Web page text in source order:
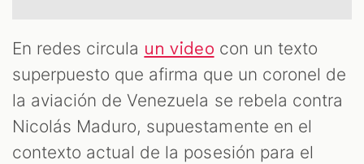
En redes circula un video con un texto
superpuesto que afirma que un coronel de
la aviación de Venezuela se rebela contra
Nicolás Maduro, supuestamente en el
contexto actual de la posesión para el